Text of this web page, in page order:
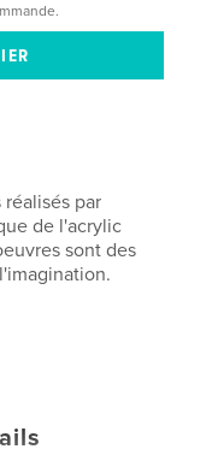
par
de l'acrylic
sont des